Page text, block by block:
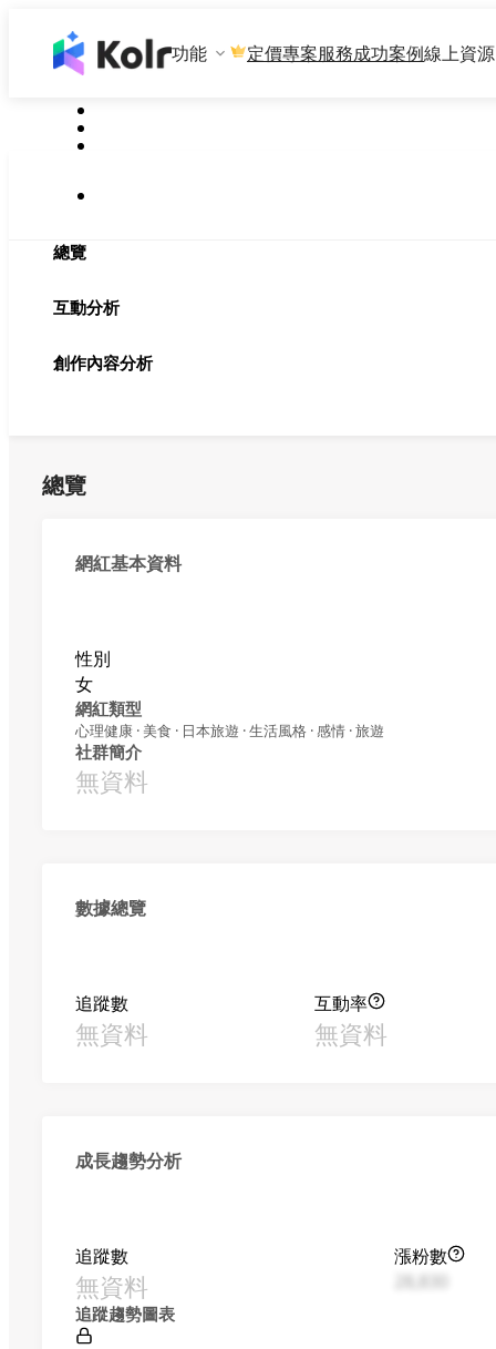
功能 定價專案服務成功案例線上資源
總覽
互動分析
創作內容分析
總覽
網紅基本資料
性別
女
網紅類型
心理健康 · 美食 · 日本旅遊 · 生活風格 · 感情 · 旅遊
社群簡介
無資料
數據總覽
追蹤數
無資料
互動率
無資料
成長趨勢分析
追蹤數
無資料
漲粉數
追蹤趨勢圖表